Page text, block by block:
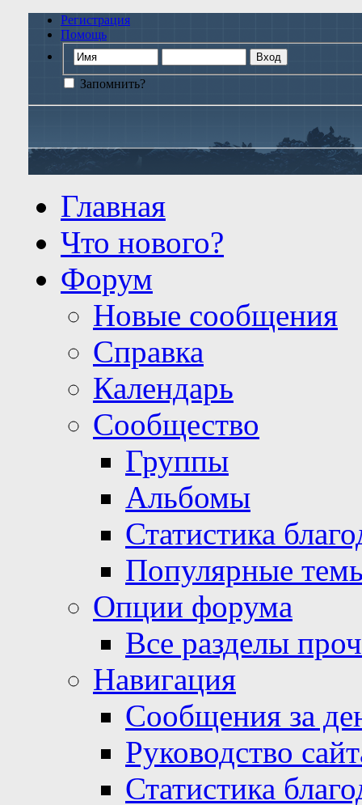
Регистрация
Помощь
Запомнить?
Главная
Что нового?
Форум
Новые сообщения
Справка
Календарь
Сообщество
Группы
Альбомы
Статистика
Популярные
Опции форума
Все разделы
Навигация
Сообщения за
Руководство
Статистика